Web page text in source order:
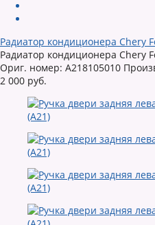
Радиатор кондиционера Chery
Радиатор кондиционера Chery
Ориг. номер: A218105010
2 000 руб.